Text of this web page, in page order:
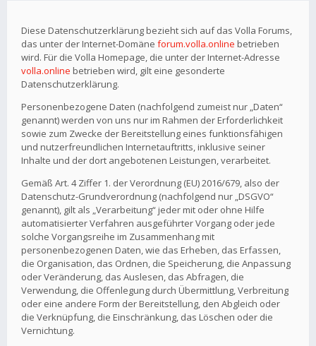
Diese Datenschutzerklärung bezieht sich auf das Volla Forums,
das unter der Internet-Domäne forum.volla.online betrieben
wird. Für die Volla Homepage, die unter der Internet-Adresse
volla.online betrieben wird, gilt eine gesonderte
Datenschutzerklärung.
Personenbezogene Daten (nachfolgend zumeist nur „Daten“
genannt) werden von uns nur im Rahmen der Erforderlichkeit
sowie zum Zwecke der Bereitstellung eines funktionsfähigen
und nutzerfreundlichen Internetauftritts, inklusive seiner
Inhalte und der dort angebotenen Leistungen, verarbeitet.
Gemäß Art. 4 Ziffer 1. der Verordnung (EU) 2016/679, also der
Datenschutz-Grundverordnung (nachfolgend nur „DSGVO“
genannt), gilt als „Verarbeitung“ jeder mit oder ohne Hilfe
automatisierter Verfahren ausgeführter Vorgang oder jede
solche Vorgangsreihe im Zusammenhang mit
personenbezogenen Daten, wie das Erheben, das Erfassen,
die Organisation, das Ordnen, die Speicherung, die Anpassung
oder Veränderung, das Auslesen, das Abfragen, die
Verwendung, die Offenlegung durch Übermittlung, Verbreitung
oder eine andere Form der Bereitstellung, den Abgleich oder
die Verknüpfung, die Einschränkung, das Löschen oder die
Vernichtung.